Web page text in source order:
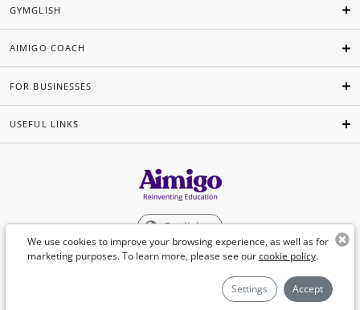
We use cookies to improve your browsing experience, as well as for
marketing purposes. To learn more, please see ourcookie policy.
Settings Accept
GYMGLISH
AIMIGO COACH
FOR BUSINESSES
USEFUL LINKS
English
©Aimigo 2026